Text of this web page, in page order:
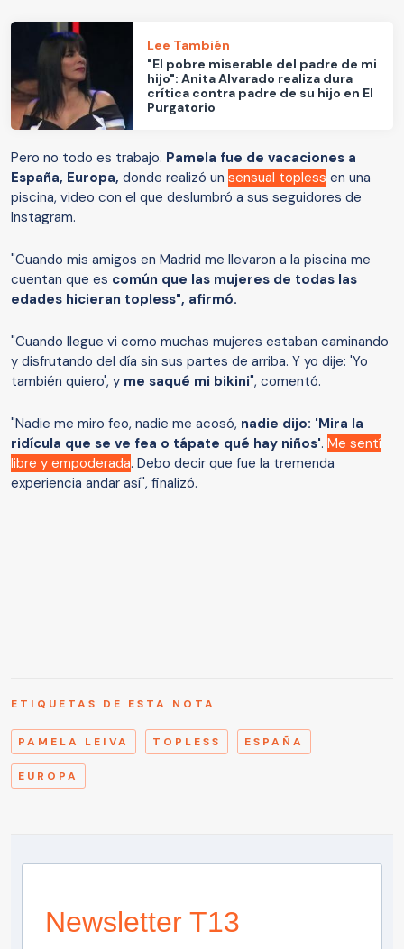
Lee También
"El pobre miserable del padre de mi
hijo": Anita Alvarado realiza dura
crítica contra padre de su hijo en El
Purgatorio
Pero no todo es trabajo. Pamela fue de vacaciones a
España, Europa, donde realizó un sensual topless en una
piscina, video con el que deslumbró a sus seguidores de
Instagram.
"Cuando mis amigos en Madrid me llevaron a la piscina me
cuentan que es común que las mujeres de todas las
edades hicieran topless", afirmó.
"Cuando llegue vi como muchas mujeres estaban caminando
y disfrutando del día sin sus partes de arriba. Y yo dije: 'Yo
también quiero', y me saqué mi bikini", comentó.
"Nadie me miro feo, nadie me acosó, nadie dijo: 'Mira la
ridícula que se ve fea o tápate qué hay niños'. Me sentí
libre y empoderada. Debo decir que fue la tremenda
experiencia andar así", finalizó.
ETIQUETAS DE ESTA NOTA
PAMELA LEIVA TOPLESS ESPAÑA
EUROPA
Newsletter T13